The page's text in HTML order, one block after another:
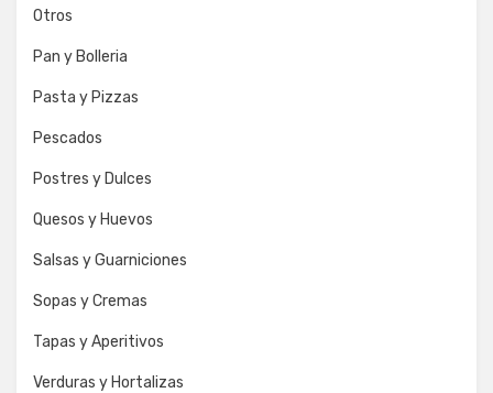
Otros
Pan y Bolleria
Pasta y Pizzas
Pescados
Postres y Dulces
Quesos y Huevos
Salsas y Guarniciones
Sopas y Cremas
Tapas y Aperitivos
Verduras y Hortalizas